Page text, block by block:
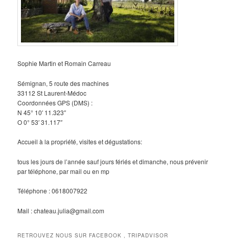
Sophie Martin et Romain Carreau
Sémignan, 5 route des machines
33112 St Laurent-Médoc
Coordonnées GPS (DMS) :
N 45° 10′ 11.323″
O 0° 53′ 31.117″
Accueil à la propriété, visites et dégustations:
tous les jours de l’année sauf jours fériés et dimanche, nous prévenir
par téléphone, par mail ou en mp
Téléphone : 0618007922
Mail : chateau.julia@gmail.com
RETROUVEZ NOUS SUR FACEBOOK , TRIPADVISOR